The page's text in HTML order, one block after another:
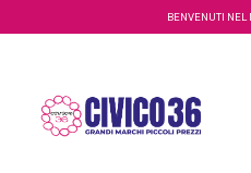
Salta al contenuto principale
BENVENUTI NEL